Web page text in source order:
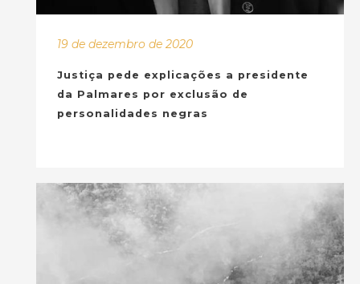
19 de dezembro de 2020
Justiça pede explicações a presidente
da Palmares por exclusão de
personalidades negras